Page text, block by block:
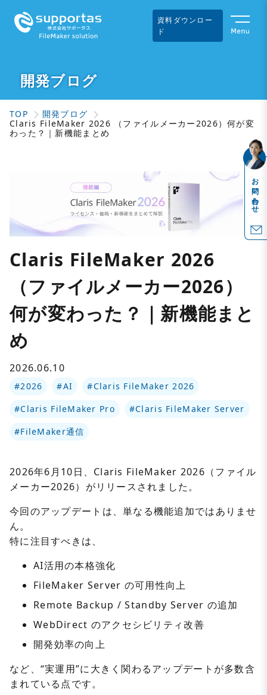
資料ダウンロー
ド
お問い合わせ
開発ブログ
TOP
開発ブログ
Claris FileMaker 2026 （ファイルメーカー2026）何が変
わった？｜新機能まとめ
Claris FileMaker 2026
（ファイルメーカー2026）
何が変わった？｜新機能まと
め
2026.06.10
#2026 #AI
#Claris FileMaker 2026
#Claris FileMaker Pro
#Claris FileMaker Server
#FileMaker通信
2026年6月10日、Claris FileMaker 2026（ファイル
メーカー2026）がリリースされました。
今回のアップデートは、単なる機能追加ではありませ
ん。
特に注目すべきは、
AI活用の本格強化
FileMaker Server の可用性向上
Remote Backup / Standby Server の追加
WebDirect のアクセシビリティ改善
開発効率の向上
など、“実運用”に大きく関わるアップデートが多数含
まれている点です。